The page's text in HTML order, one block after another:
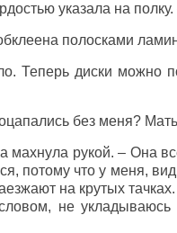
указала на
полосками
Теперь диски можно
без меня? Мать
махнула рукой. – Она
потому что у меня,
на крутых
не